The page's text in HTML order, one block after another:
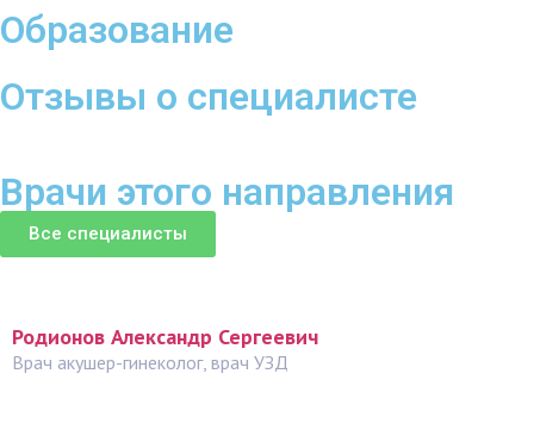
Образование
Отзывы о специалисте
Врачи этого направления
Все специалисты
Родионов Александр Сергеевич
Врач акушер-гинеколог, врач УЗД